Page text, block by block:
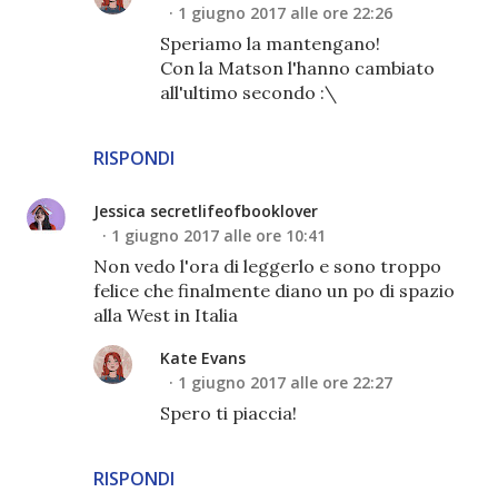
RISPONDI
1 giugno 2017 alle ore 22:26
Speriamo la mantengano!
Con la Matson l'hanno cambiato
all'ultimo secondo :\
Jessica secretlifeofbooklover
1 giugno 2017 alle ore 10:41
Non vedo l'ora di leggerlo e sono troppo
felice che finalmente diano un po di spazio
alla West in Italia
RISPONDI
Kate Evans
1 giugno 2017 alle ore 22:27
Spero ti piaccia!